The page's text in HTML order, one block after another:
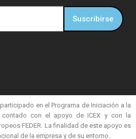
Suscribirse
en el Programa de Iniciación a la
contado con el apoyo de ICEX y con la
FEDER. La finalidad de este apoyo es
de la empresa y de su entorno.